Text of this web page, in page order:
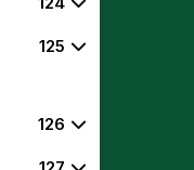
125
126